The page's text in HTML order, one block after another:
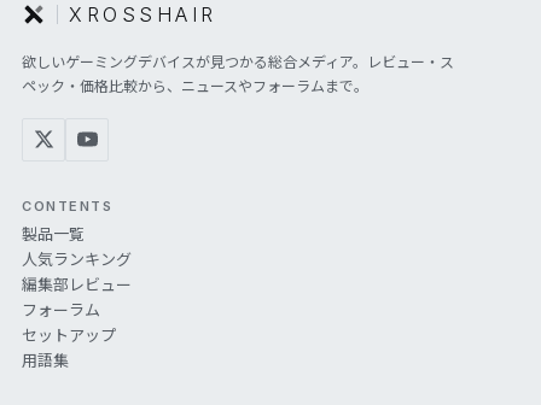
XROSSHAIR
欲しいゲーミングデバイスが見つかる総合メディア。レビュー・ス
ペック・価格比較から、ニュースやフォーラムまで。
CONTENTS
製品一覧
人気ランキング
編集部レビュー
フォーラム
セットアップ
用語集